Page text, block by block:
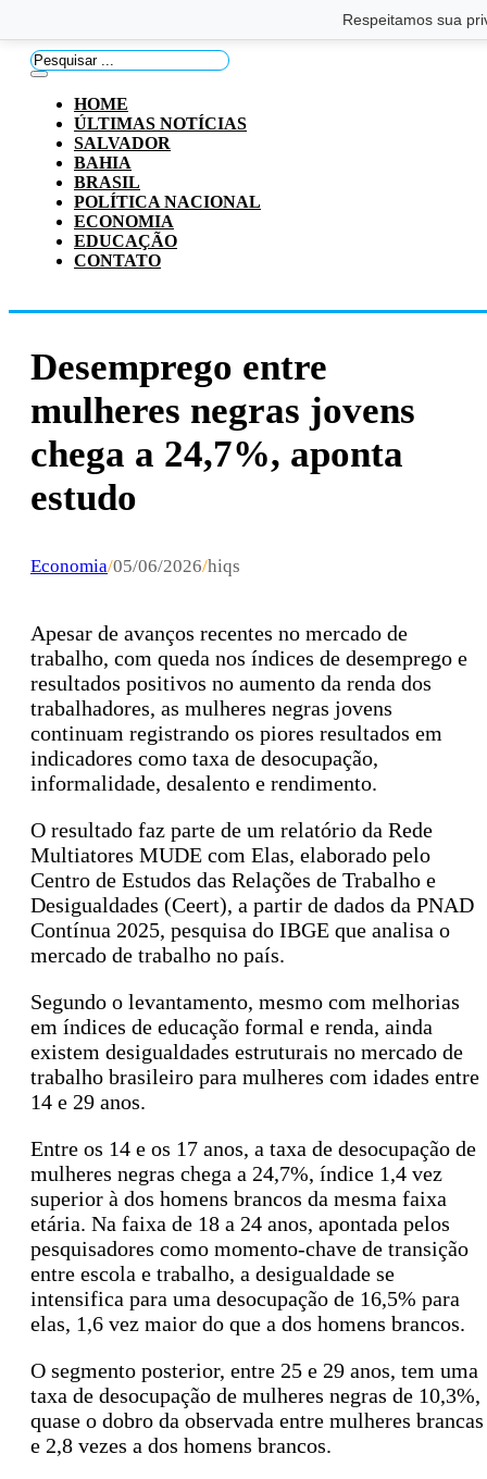
Respeitamos sua
Pesquisar
...
HOME
ÚLTIMAS NOTÍCIAS
SALVADOR
BAHIA
BRASIL
POLÍTICA NACIONAL
ECONOMIA
EDUCAÇÃO
CONTATO
Desemprego entre
mulheres negras jovens
chega a 24,7%, aponta
estudo
Economia/05/06/2026/hiqs
Apesar de avanços recentes no mercado de
trabalho, com queda nos índices de desemprego e
resultados positivos no aumento da renda dos
trabalhadores, as mulheres negras jovens
continuam registrando os piores resultados em
indicadores como taxa de desocupação,
informalidade, desalento e rendimento.
O resultado faz parte de um relatório da Rede
Multiatores MUDE com Elas, elaborado pelo
Centro de Estudos das Relações de Trabalho e
Desigualdades (Ceert), a partir de dados da PNAD
Contínua 2025, pesquisa do IBGE que analisa o
mercado de trabalho no país.
Segundo o levantamento, mesmo com melhorias
em índices de educação formal e renda, ainda
existem desigualdades estruturais no mercado de
trabalho brasileiro para mulheres com idades entre
14 e 29 anos.
Entre os 14 e os 17 anos, a taxa de desocupação de
mulheres negras chega a 24,7%, índice 1,4 vez
superior à dos homens brancos da mesma faixa
etária. Na faixa de 18 a 24 anos, apontada pelos
pesquisadores como momento-chave de transição
entre escola e trabalho, a desigualdade se
intensifica para uma desocupação de 16,5% para
elas, 1,6 vez maior do que a dos homens brancos.
O segmento posterior, entre 25 e 29 anos, tem uma
taxa de desocupação de mulheres negras de 10,3%,
quase o dobro da observada entre mulheres brancas
e 2,8 vezes a dos homens brancos.